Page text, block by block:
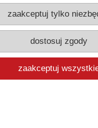
bawełna niejałowa
zaakceptuj tylko
dostosuj zgody
zaakceptuj